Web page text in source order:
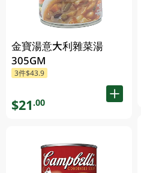
金寶湯意大利雜菜湯
305GM
3件$43.9
$21.00